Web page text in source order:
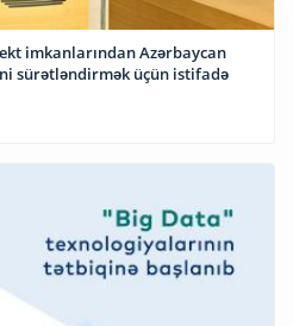
imkanlarından Azərbaycan
sürətləndirmək üçün istifadə